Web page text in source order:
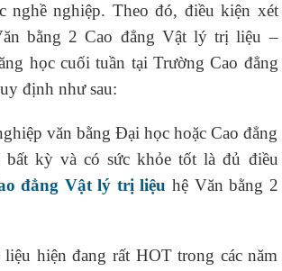
nghề nghiệp. Theo đó, điều kiện xét
bằng 2 Cao đẳng Vật lý trị liệu –
học cuối tuần tại Trường Cao đẳng
định như sau:
văn bằng Đại học hoặc Cao đẳng
bất kỳ và có sức khỏe tốt là đủ điều
đẳng Vật lý trị liệu hệ Văn bằng 2
hiện đang rất HOT trong các năm